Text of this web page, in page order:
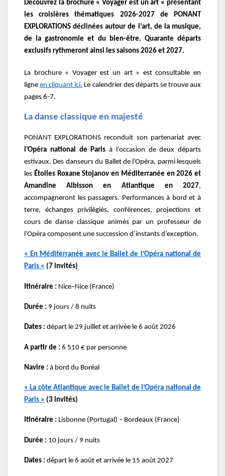
Découvrez la brochure « Voyager est un art » présentant
les croisières thématiques 2026-2027 de PONANT
EXPLORATIONS déclinées autour de l’art, de la musique,
de la gastronomie et du bien-être. Quarante départs
exclusifs rythmeront ainsi les saisons 2026 et 2027.
La brochure « Voyager est un art » est consultable en
ligneen cliquant ici. Le calendrier des départs se trouve aux
pages 6-7.
La danse classique en majesté
PONANT EXPLORATIONS reconduit son partenariat avec
l’Opéra national de Paris à l’occasion de deux départs
estivaux. Des danseurs du Ballet de l’Opéra, parmi lesquels
les Étoiles Roxane Stojanov en Méditerranée en 2026 et
Amandine Albisson en Atlantique en 2027,
accompagneront les passagers. Performances à bord et à
terre, échanges privilégiés, conférences, projections et
cours de danse classique animés par un professeur de
l’Opéra composent une succession d’instants d’exception.
« En Méditerranée avec le Ballet de l’Opéra national de
Paris » (7 invités)
Itinéraire : Nice–Nice (France)
Durée : 9 jours / 8 nuits
Dates : départ le 29 juillet et arrivée le 6 août 2026
A partir de : 6 510 € par personne
Navire : à bord du Boréal
« La côte Atlantique avec le Ballet de l’Opéra national de
Paris » (3 invités)
Itinéraire : Lisbonne (Portugal) – Bordeaux (France)
Durée : 10 jours / 9 nuits
Dates : départ le 6 août et arrivée le 15 août 2027